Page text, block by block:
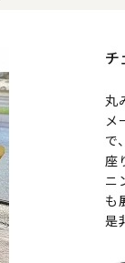
丸
メ
で
座
ニ
も
是